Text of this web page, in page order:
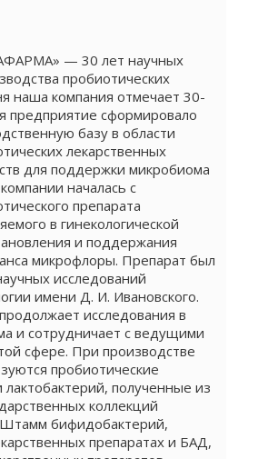
— 30 лет научных
пробиотических
наша компания отмечает 30-
предприятие сформировало
базу в области
лекарственных
для поддержки микробиома
началась с
препарата
в гинекологической
и поддержания
микрофлоры. Препарат был
исследований
имени Д. И. Ивановского.
исследования в
и сотрудничает с ведущими
сфере. При производстве
пробиотические
полученные из
коллекций
бифидобактерий,
препаратах и БАД,